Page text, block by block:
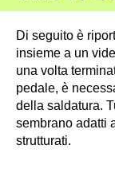
Di seguito è
insieme a un
una volta
pedale, è
della saldatura.
sembrano adatti
strutturati.